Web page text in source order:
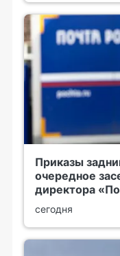
Приказы
очередное
директора
сегодня